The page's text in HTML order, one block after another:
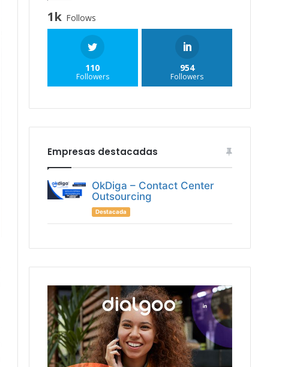
1k Follows
110
Followers
954
Followers
Empresas destacadas
OkDiga – Contact Center
Outsourcing
Destacada